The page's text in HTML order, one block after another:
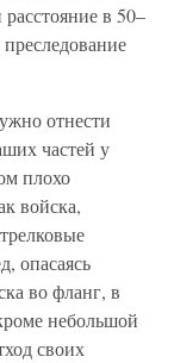
в 50–
отнести
частей у
плохо
войска,
опасаясь
во фланг, в
небольшой
своих